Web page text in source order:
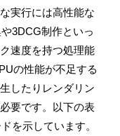
実行には高性能な
3DCG制作といっ
速度を持つ処理能
の性能が不足する
したりレンダリン
要です。以下の表
を示しています。